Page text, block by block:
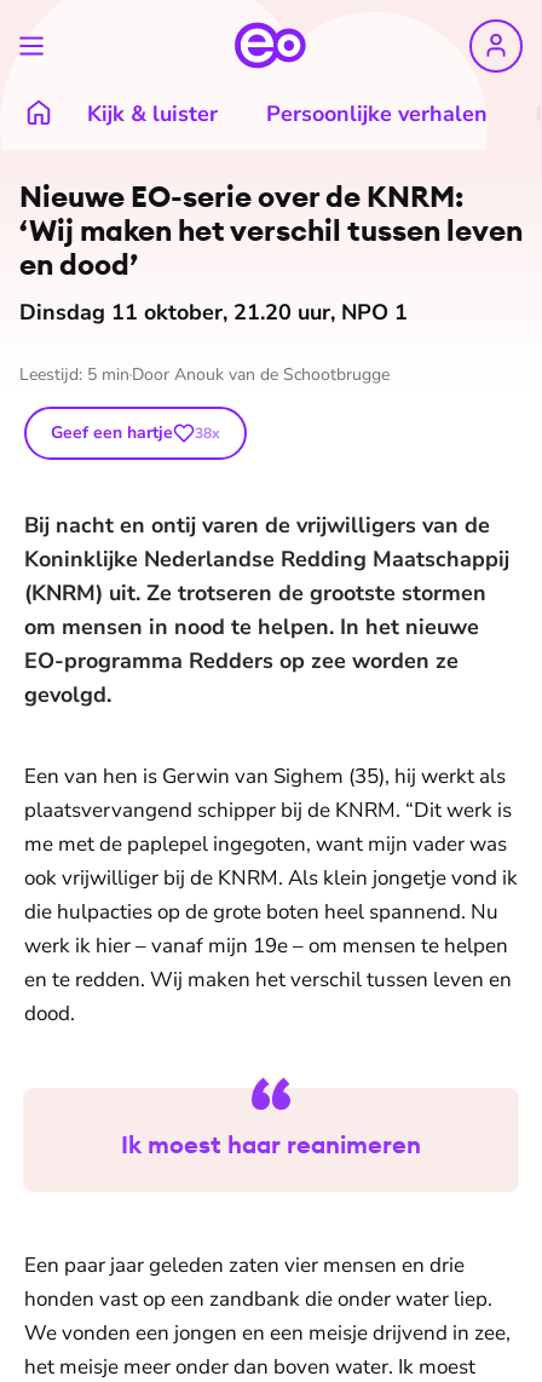
Kijk & luister Persoonlijke verhalen
Nieuwe EO-serie over de KNRM:
‘Wij maken het verschil tussen leven
en dood’
Dinsdag 11 oktober, 21.20 uur, NPO 1
Leestijd: 5 min Door Anouk van de Schootbrugge
Geef een hartje 38x
Bij nacht en ontij varen de vrijwilligers van de
Koninklijke Nederlandse Redding Maatschappij
(KNRM) uit. Ze trotseren de grootste stormen
om mensen in nood te helpen. In het nieuwe
EO-programma Redders op zee worden ze
gevolgd.
Een van hen is Gerwin van Sighem (35), hij werkt als
plaatsvervangend schipper bij de KNRM. “Dit werk is
me met de paplepel ingegoten, want mijn vader was
ook vrijwilliger bij de KNRM. Als klein jongetje vond ik
die hulpacties op de grote boten heel spannend. Nu
werk ik hier – vanaf mijn 19e – om mensen te helpen
en te redden. Wij maken het verschil tussen leven en
dood.
Ik moest haar reanimeren
Een paar jaar geleden zaten vier mensen en drie
honden vast op een zandbank die onder water liep.
We vonden een jongen en een meisje drijvend in zee,
het meisje meer onder dan boven water. Ik moest